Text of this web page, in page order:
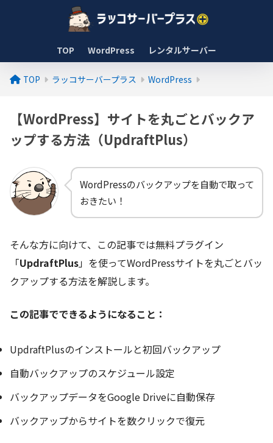
TOP WordPress レンタルサーバー
TOP ラッコサーバープラス WordPress
【WordPress】サイトを丸ごとバックア
ップする方法（UpdraftPlus）
WordPressのバックアップを自動で取って
おきたい！
そんな方に向けて、この記事では無料プラグイン
「UpdraftPlus」を使ってWordPressサイトを丸ごとバッ
クアップする方法を解説します。
この記事でできるようになること：
UpdraftPlusのインストールと初回バックアップ
自動バックアップのスケジュール設定
バックアップデータをGoogle Driveに自動保存
バックアップからサイトを数クリックで復元